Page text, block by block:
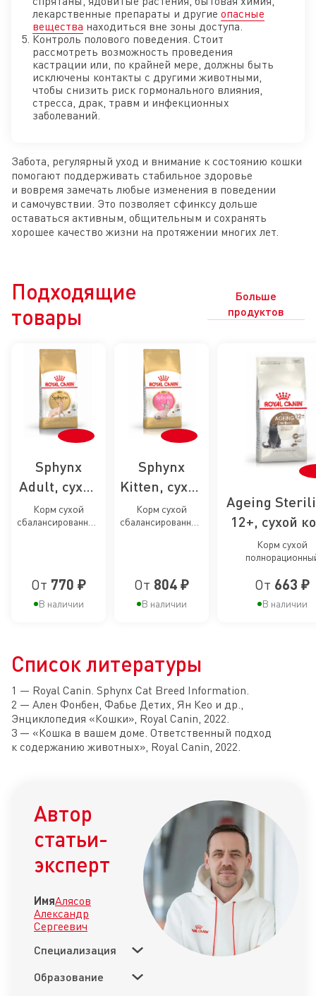
лекарственные препараты и другие опасные
вещества находиться вне зоны доступа.
Контроль полового поведения. Стоит
рассмотреть возможность проведения
кастрации или, по крайней мере, должны быть
исключены контакты с другими животными,
чтобы снизить риск гормонального влияния,
стресса, драк, травм и инфекционных
заболеваний.
Забота, регулярный уход и внимание к состоянию кошки
помогают поддерживать стабильное здоровье
и вовремя замечать любые изменения в поведении
и самочувствии. Это позволяет сфинксу дольше
оставаться активным, общительным и сохранять
хорошее качество жизни на протяжении многих лет.
Подходящие
товары
Больше
продуктов
Sphynx
Adult, сухой
корм для
кошек
Корм сухой
сбалансированный
От 770 ₽
В наличии
Sphynx
Kitten, сухой
корм для
котят
12 месяцев
Корм сухой
сбалансированный
От 804 ₽
В наличии
Ageing
12+, сухой
для
кошек
лет
Корм сухой
возрасте старше
От 663 ₽
В наличии
Список литературы
1 — Royal Canin. Sphynx Cat Breed Information.
2 — Ален Фонбен, Фабье Детих, Ян Кео и др.,
Энциклопедия «Кошки», Royal Canin, 2022.
3 — «Кошка в вашем доме. Ответственный подход
к содержанию животных», Royal Canin, 2022.
Автор
статьи-
эксперт
ИмяАлясов
Александр
Сергеевич
Специализация
Образование